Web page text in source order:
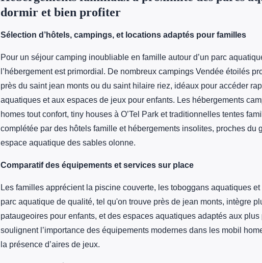
dormir et bien profiter
Sélection d’hôtels, campings, et locations adaptés pour familles
Pour un séjour camping inoubliable en famille autour d’un parc
l’hébergement est primordial. De nombreux campings Vendée étoilés
près du saint jean monts ou du saint hilaire riez, idéaux pour accéder
aquatiques et aux espaces de jeux pour enfants. Les hébergements
homes tout confort, tiny houses à O’Tel Park et traditionnelles tentes
complétée par des hôtels famille et hébergements insolites, proches du
espace aquatique des sables olonne.
Comparatif des équipements et services sur place
Les familles apprécient la piscine couverte, les toboggans aquatiques
parc aquatique de qualité, tel qu'on trouve près de jean monts, intègre
pataugeoires pour enfants, et des espaces aquatiques adaptés aux
soulignent l’importance des équipements modernes dans les mobil
la présence d’aires de jeux.